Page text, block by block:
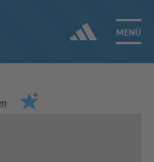
MENÜ
Jetzt einloggen